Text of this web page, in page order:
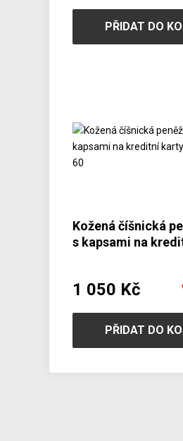
PŘIDAT DO
Kožená číšnická
s kapsami na
1 050 Kč
PŘIDAT DO